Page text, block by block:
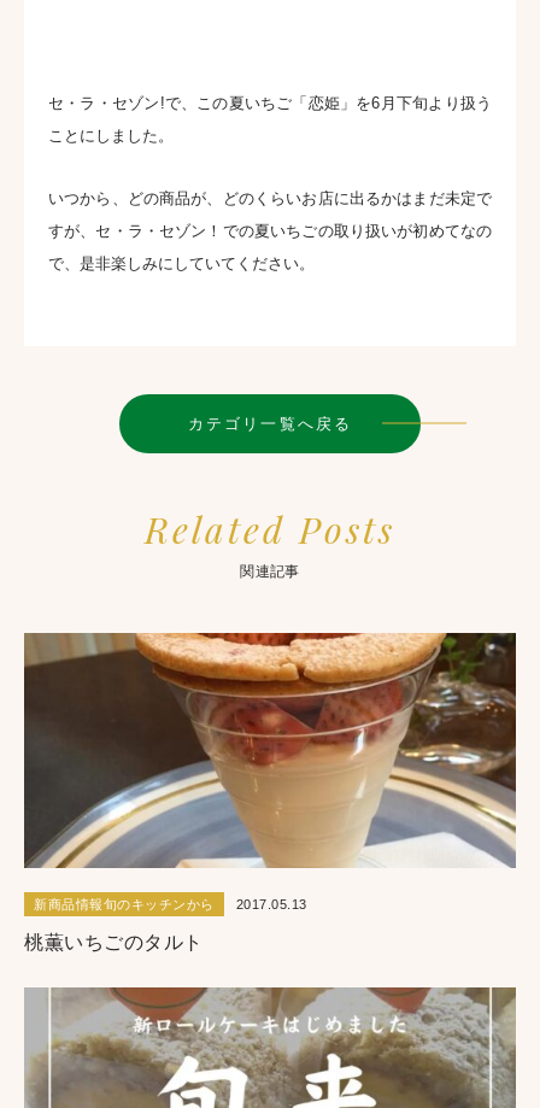
セ・ラ・セゾン!で、この夏いちご「恋姫」を6月下旬より扱う
ことにしました。
いつから、どの商品が、どのくらいお店に出るかはまだ未定で
すが、セ・ラ・セゾン！での夏いちごの取り扱いが初めてなの
で、是非楽しみにしていてください。
カテゴリ一覧へ戻る
Related Posts
関連記事
新商品情報旬のキッチンから 2017.05.13
桃薫いちごのタルト